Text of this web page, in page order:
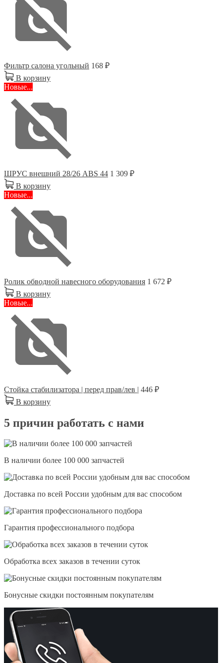
Фильтр салона угольный 168 ₽
В корзину
Новые...
ШРУС внешний 28/26 ABS 44 1 309 ₽
В корзину
Новые...
Ролик обводной навесного оборудования 1 672 ₽
В корзину
Новые...
Стойка стабилизатора | перед прав/лев | 446 ₽
В корзину
5 причин работать с нами
В наличии более 100 000 запчастей
Доставка по всей России удобным для вас способом
Гарантия профессионального подбора
Обработка всех заказов в течении суток
Бонусные скидки постоянным покупателям